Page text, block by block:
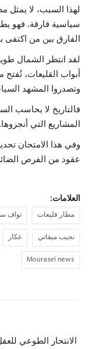
لهذا السبب، لا يمثل
سياسية فارقة. فهو
الفارق بين من اكتفى
لقد انتظر الشمال
أبواب القليعات،
وتصدروا المشهد
فالتاريخ لا يحاسب
المشاريع التي أنجزوها.
وفي هذا الامتحان
عقود من الفرص
العلامات:
مطار قليعات نواف
نجيب ميقاتي
عكار
Mourasel news
الانتحار الطوعي